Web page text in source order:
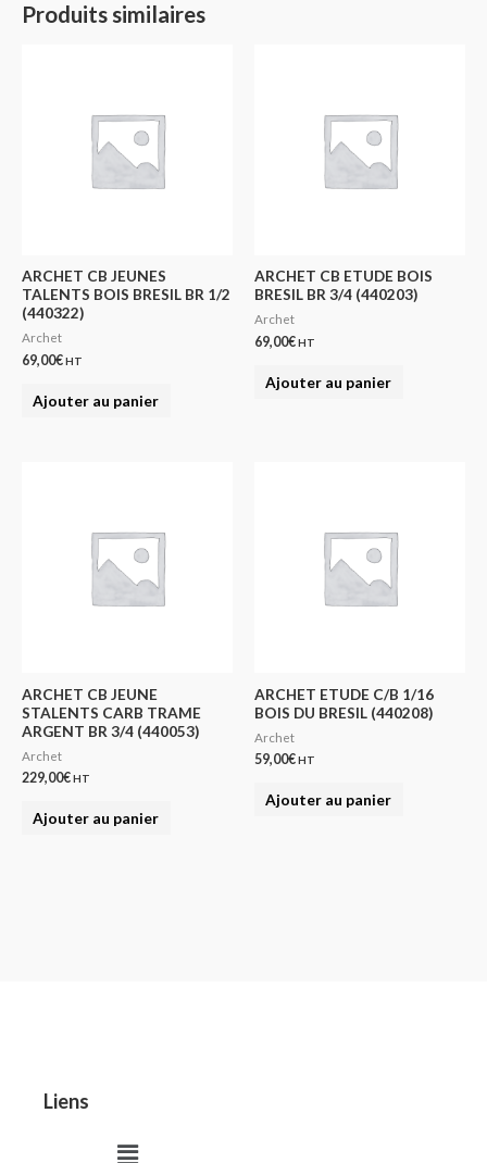
Produits similaires
ARCHET CB JEUNES
TALENTS BOIS BRESIL BR 1/2
(440322)
Archet
69,00€HT
Ajouter au panier
ARCHET CB ETUDE BOIS
BRESIL BR 3/4 (440203)
Archet
69,00€HT
Ajouter au panier
ARCHET CB JEUNE
STALENTS CARB TRAME
ARGENT BR 3/4 (440053)
Archet
229,00€HT
Ajouter au panier
ARCHET ETUDE C/B 1/16
BOIS DU BRESIL (440208)
Archet
59,00€HT
Ajouter au panier
Liens
Menu